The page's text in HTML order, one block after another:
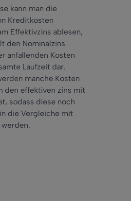
kann man die
Kreditkosten
Effektivzins ablesen,
den Nominalzins
anfallenden Kosten
Laufzeit dar.
manche Kosten
den effektiven zins mit
sodass diese noch
die Vergleiche mit